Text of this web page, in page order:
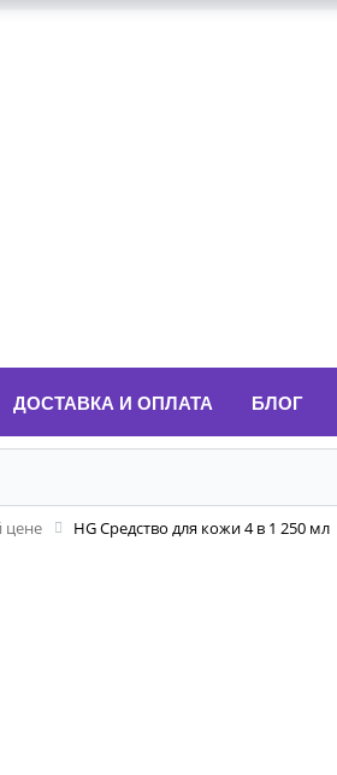
ДОСТАВКА И ОПЛАТА БЛОГ
цене HG Средство для кожи 4 в 1 250 мл